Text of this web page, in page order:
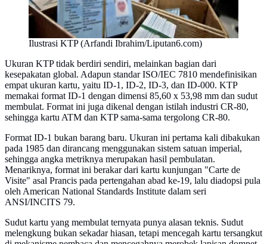
Ilustrasi KTP (Arfandi Ibrahim/Liputan6.com)
Ukuran KTP tidak berdiri sendiri, melainkan bagian dari
kesepakatan global. Adapun standar ISO/IEC 7810 mendefinisikan
empat ukuran kartu, yaitu ID-1, ID-2, ID-3, dan ID-000. KTP
memakai format ID-1 dengan dimensi 85,60 x 53,98 mm dan sudut
membulat. Format ini juga dikenal dengan istilah industri CR-80,
sehingga kartu ATM dan KTP sama-sama tergolong CR-80.
Format ID-1 bukan barang baru. Ukuran ini pertama kali dibakukan
pada 1985 dan dirancang menggunakan sistem satuan imperial,
sehingga angka metriknya merupakan hasil pembulatan.
Menariknya, format ini berakar dari kartu kunjungan "Carte de
Visite" asal Prancis pada pertengahan abad ke-19, lalu diadopsi pula
oleh American National Standards Institute dalam seri
ANSI/INCITS 79.
Sudut kartu yang membulat ternyata punya alasan teknis. Sudut
melengkung bukan sekadar hiasan, tetapi mencegah kartu tersangkut